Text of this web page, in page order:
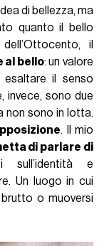
di bellezza, ma
quanto il bello
il
al bello: un valore
il senso
invece, sono due
non sono in lotta.
. Il mio
di parlare di
sull’identità e
Un luogo in cui
o muoversi